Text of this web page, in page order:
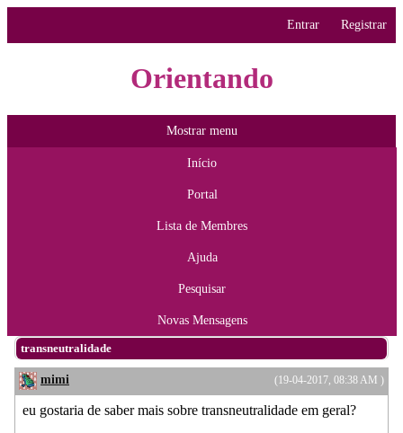
Entrar Registrar
Orientando
Mostrar menu
Início
Portal
Lista de Membres
Ajuda
Pesquisar
Novas Mensagens
transneutralidade
(19-04-2017, 08:38 AM )
mimi
eu gostaria de saber mais sobre transneutralidade em geral?